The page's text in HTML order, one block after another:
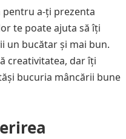
a-ți prezenta
te poate ajuta să îți
un bucătar și mai bun.
creativitatea, dar îți
bucuria mâncării bune